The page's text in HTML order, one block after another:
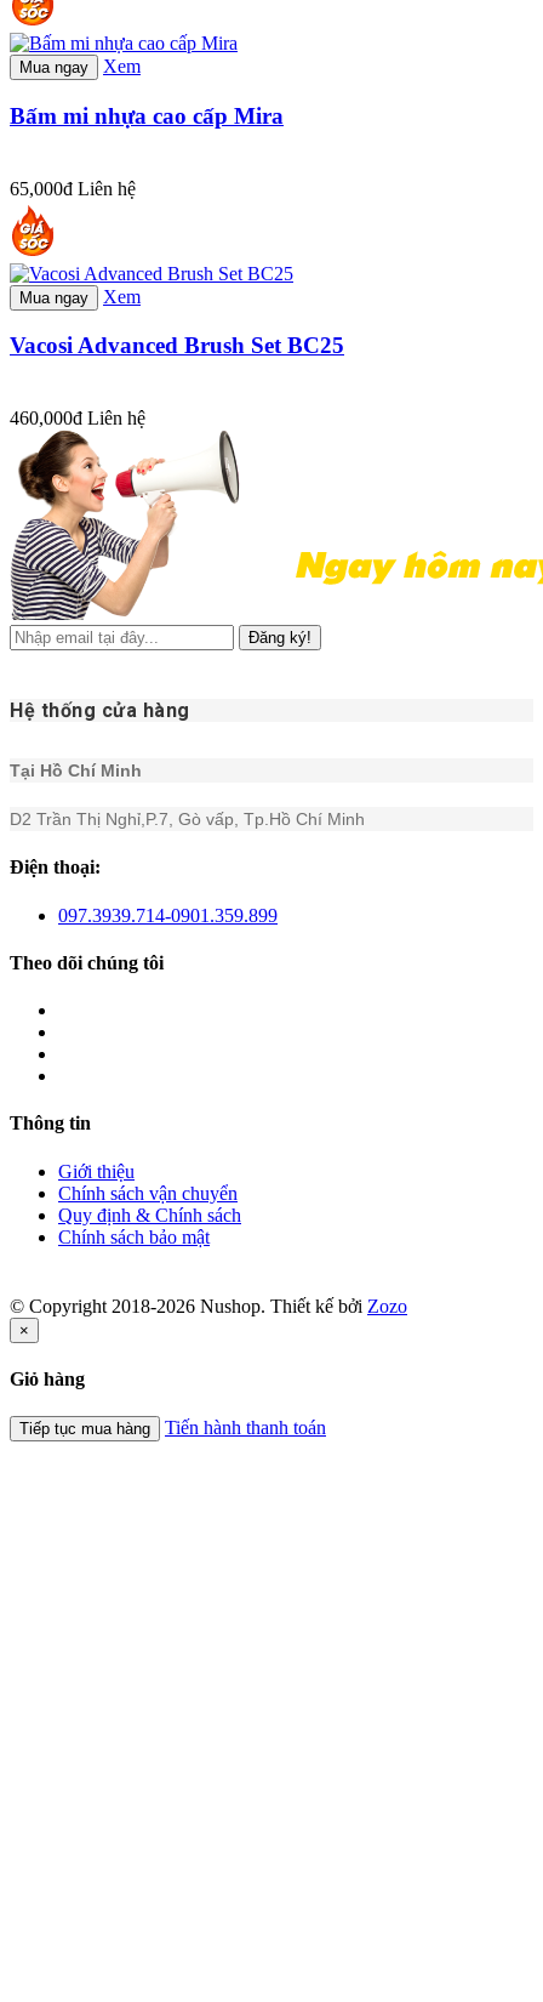
Mua ngay Xem
Bấm mi nhựa cao cấp Mira
65,000đ Liên hệ
Mua ngay Xem
Vacosi Advanced Brush Set BC25
460,000đ Liên hệ
Đăng ký!
Hệ thống cửa hàng
Tại Hồ Chí Minh
D2 Trần Thị Nghỉ,P.7, Gò vấp, Tp.Hồ Chí Minh
Điện thoại:
097.3939.714-0901.359.899
Theo dõi chúng tôi
Thông tin
Giới thiệu
Chính sách vận chuyển
Quy định & Chính sách
Chính sách bảo mật
© Copyright 2018-2026 Nushop. Thiết kế bởi Zozo
×
Giỏ hàng
Tiếp tục mua hàng Tiến hành thanh toán